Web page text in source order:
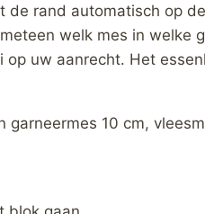
rand automatisch op
welk mes in welke
uw aanrecht. Het
10 cm,